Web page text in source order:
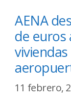
AENA
de euros
11 febrero,